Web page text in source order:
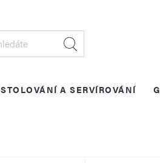
STOLOVÁNÍ A SERVÍROVÁNÍ